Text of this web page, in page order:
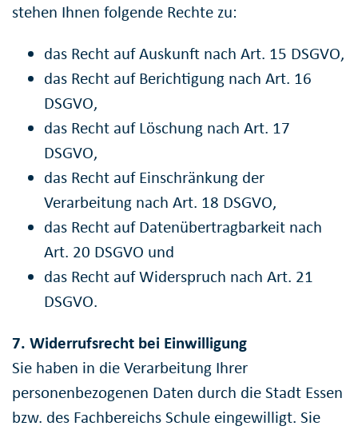
stehen Ihnen folgende Rechte zu:
das Recht auf Auskunft nach Art. 15 DSGVO,
das Recht auf Berichtigung nach Art. 16
DSGVO,
das Recht auf Löschung nach Art. 17
DSGVO,
das Recht auf Einschränkung der
Verarbeitung nach Art. 18 DSGVO,
das Recht auf Datenübertragbarkeit nach
Art. 20 DSGVO und
das Recht auf Widerspruch nach Art. 21
DSGVO.
7. Widerrufsrecht bei Einwilligung
Sie haben in die Verarbeitung Ihrer
personenbezogenen Daten durch die Stadt Essen
bzw. des Fachbereichs Schule eingewilligt. Sie